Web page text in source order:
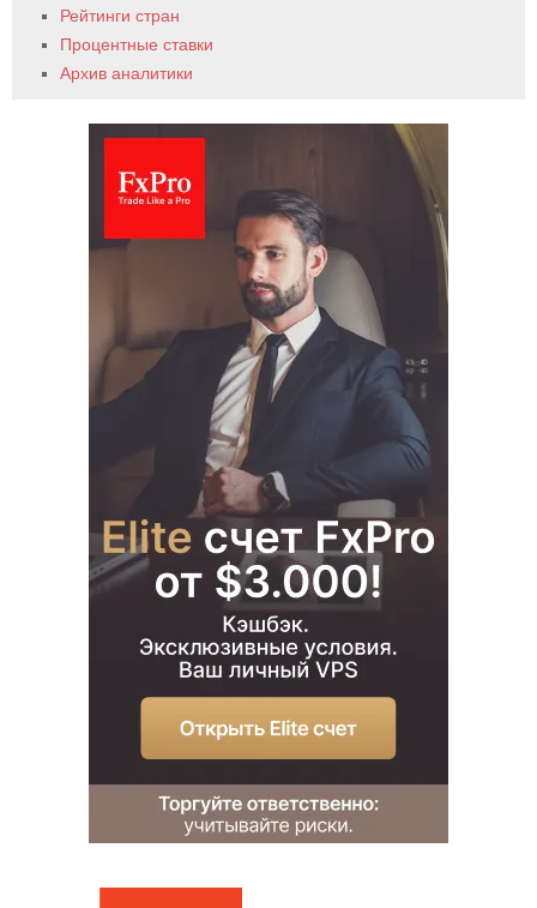
Рейтинги стран
Процентные ставки
Архив аналитики